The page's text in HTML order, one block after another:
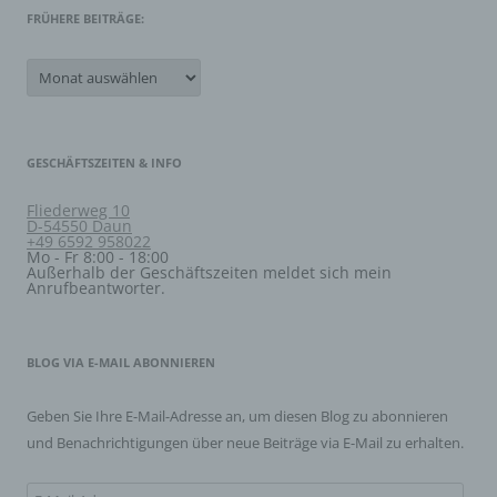
FRÜHERE BEITRÄGE:
Beiträge:
GESCHÄFTSZEITEN & INFO
Fliederweg 10
D-54550 Daun
+49 6592 958022
Mo - Fr 8:00 - 18:00
Außerhalb der Geschäftszeiten meldet sich mein
Anrufbeantworter.
BLOG VIA E-MAIL ABONNIEREN
Geben Sie Ihre E-Mail-Adresse an, um diesen Blog zu abonnieren
und Benachrichtigungen über neue Beiträge via E-Mail zu erhalten.
gespeicherter personenbezogener Daten mit dem Ziel,
personenbezogener Daten, die darin besteht, dass diese
natürliche Person beziehen, zu bewerten, insbesondere,
um Aspekte bezüglich Arbeitsleistung, wirtschaftlicher
Lage, Gesundheit, persönlicher Vorlieben, Interessen,
Zuverlässigkeit, Verhalten, Aufenthaltsort oder
Ortswechsel dieser natürlichen Person zu analysieren
f) Pseudonymisierung
Pseudonymisierung ist die Verarbeitung
personenbezogener Daten in einer Weise, auf welche
die personenbezogenen Daten ohne Hinzuziehung